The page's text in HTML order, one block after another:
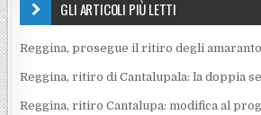
GLI ARTICOLI PIÙ LETTI
Reggina, prosegue il ritiro degli
Reggina, ritiro di Cantalupala: la doppia
Reggina, ritiro Cantalupa: modifica al